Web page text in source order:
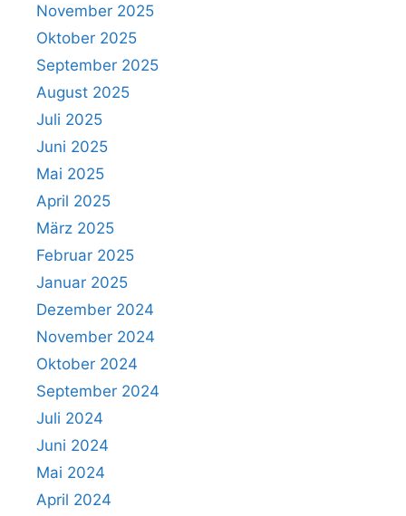
November 2025
Oktober 2025
September 2025
August 2025
Juli 2025
Juni 2025
Mai 2025
April 2025
März 2025
Februar 2025
Januar 2025
Dezember 2024
November 2024
Oktober 2024
September 2024
Juli 2024
Juni 2024
Mai 2024
April 2024